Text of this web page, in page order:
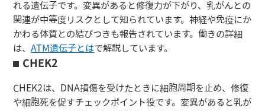
れる遺伝子です。変異があると修復力が下がり、乳がんとの
関連が中等度リスクとして知られています。神経や免疫にか
かわる体質との結びつきも報告されています。働きの詳細
は、ATM遺伝子とはで解説しています。
CHEK2
CHEK2は、DNA損傷を受けたときに細胞周期を止め、修復
や細胞死を促すチェックポイント役です。変異があると乳が